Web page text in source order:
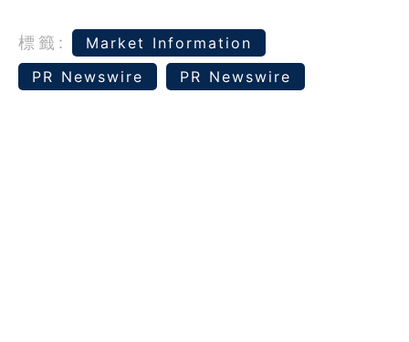
標籤:
Market Information
PR Newswire
PR Newswire